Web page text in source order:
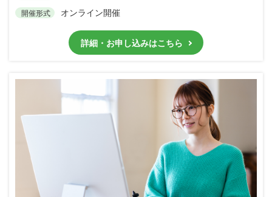
開催形式 オンライン開催
詳細・お申し込みはこちら